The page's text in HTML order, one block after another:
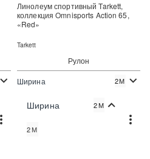
Рулон
Цена:
Линолеум спортивный Tarkett,
коллекция Omnisports Action 65,
«Red»
Tarkett
Ширина 2М
Ширина 2М
2М